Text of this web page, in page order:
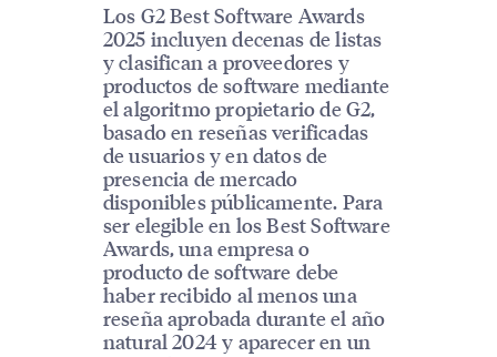
Los G2 Best Software Awards
2025 incluyen decenas de listas
y clasifican a proveedores y
productos de software mediante
el algoritmo propietario de G2,
basado en reseñas verificadas
de usuarios y en datos de
presencia de mercado
disponibles públicamente. Para
ser elegible en los Best Software
Awards, una empresa o
producto de software debe
haber recibido al menos una
reseña aprobada durante el año
natural 2024 y aparecer en un